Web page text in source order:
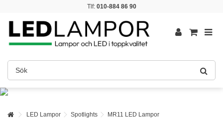
Tlf: 010-884 86 90
LED Lampor Spotlights MR11 LED Lampor